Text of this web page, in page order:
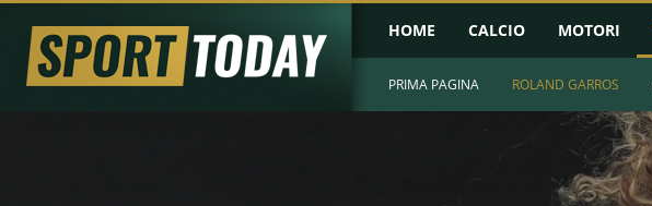
HOME CALCIO MOTORI
PRIMA PAGINA ROLAND GARROS